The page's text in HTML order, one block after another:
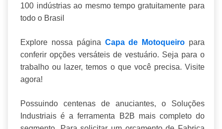
100 indústrias ao mesmo tempo gratuitamente para
todo o Brasil
Explore nossa página Capa de Motoqueiro para
conferir opções versáteis de vestuário. Seja para o
trabalho ou lazer, temos o que você precisa. Visite
agora!
Possuindo centenas de anuciantes, o Soluções
Industriais é a ferramenta B2B mais completo do